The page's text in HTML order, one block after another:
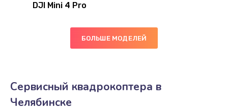
DJI Mini 4 Pro
БОЛЬШЕ МОДЕЛЕЙ
Сервисный квадрокоптера в
Челябинске